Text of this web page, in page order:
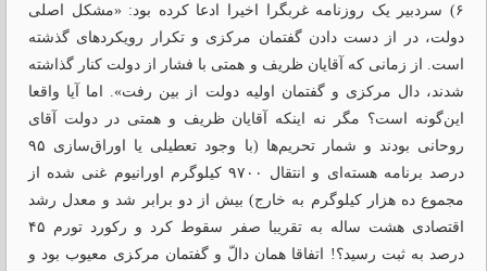
۶) سردبیر یک روزنامه غربگرا اخیرا ادعا کرده بود: «مشکل اصلی
دولت، در از دست ‌دادن گفتمان مرکزی و تکرار رویکرد‌های گذشته
است. از زمانی که آقایان ظریف و همتی با فشار از دولت کنار گذاشته
شدند، دال مرکزی و گفتمان اولیه دولت از بین رفت». اما آیا واقعا
این‌گونه است؟ مگر نه اینکه آقایان ظریف و همتی در دولت آقای
روحانی بودند و شمار تحریم‌ها (با وجود تعطیلی یا اوراق‌سازی ۹۵
درصد برنامه هسته‌ای و انتقال ۹۷۰۰ کیلوگرم اورانیوم غنی شده از
مجموع ده هزار کیلوگرم به خارج) بیش از دو برابر شد و معدل رشد
اقتصادی هشت ساله به تقریبا صفر سقوط کرد و رکورد تورم ۴۵
درصد به ثبت رسید؟! اتفاقا همان دالّ و گفتمان مرکزی معیوب بود و